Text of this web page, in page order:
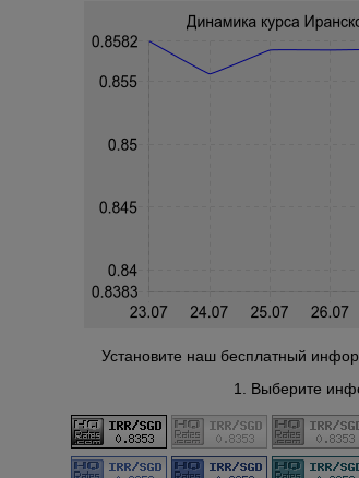
Установите наш бесплатный
1. Выберите